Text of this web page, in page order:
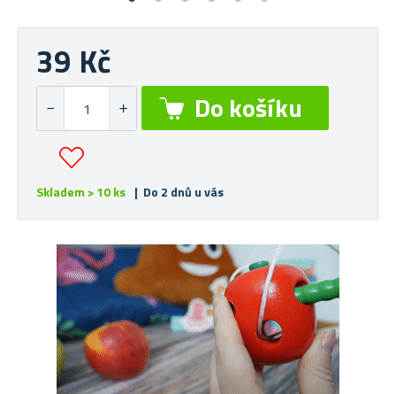
39 Kč
Skladem > 10 ks | Do 2 dnů u vás